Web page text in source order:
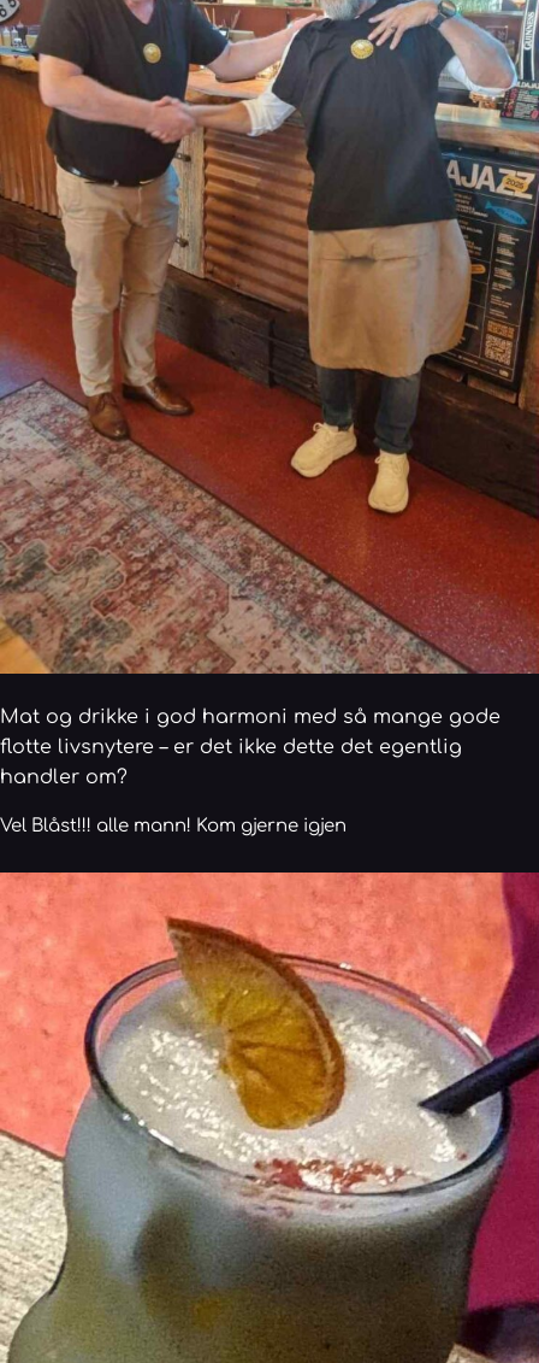
Mat og drikke i god harmoni med så mange gode
flotte livsnytere – er det ikke dette det egentlig
handler om?
Vel Blåst!!! alle mann! Kom gjerne igjen